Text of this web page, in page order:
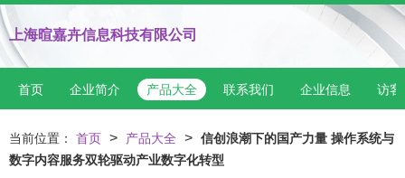
上海暄嘉卉信息科技有限公司
首页 企业简介 产品大全 联系我们 企业信息 访客
当前位置： 首页 > 产品大全 > 信创浪潮下的国产力量 操作系统与
数字内容服务双轮驱动产业数字化转型